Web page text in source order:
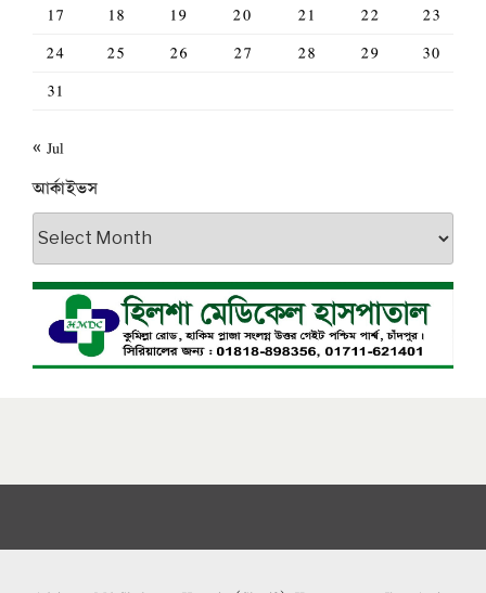
17
18 19 20 21 22
23
24
25 26 27 28 29
30
31
« Jul
আর্কাইভস
আর্কাইভস